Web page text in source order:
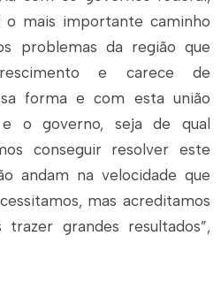
o mais importante caminho
problemas da região que
e carece de
forma e com esta união
o governo, seja de qual
conseguir resolver este
andam na velocidade que
mas acreditamos
grandes resultados”,